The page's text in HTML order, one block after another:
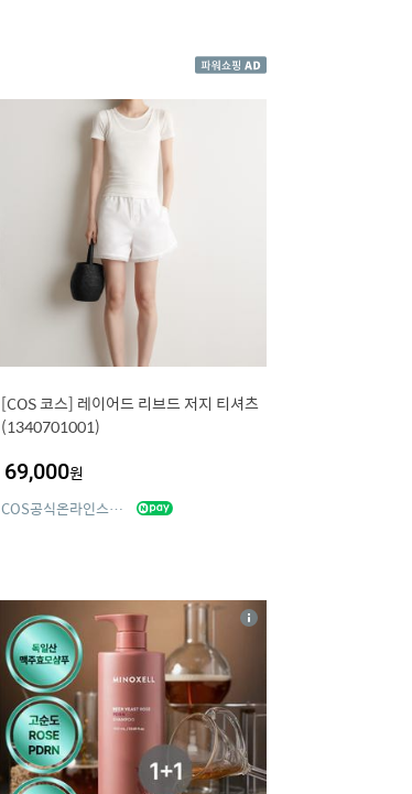
[COS 코스] 레이어드 리브드 저지 티셔츠
(1340701001)
69,000원
COS공식온라인스토어
12
상